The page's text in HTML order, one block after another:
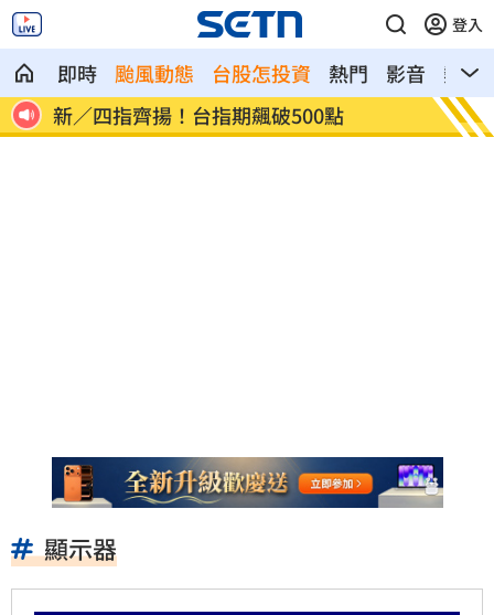
登入
即時 颱風動態 台股怎投資 熱門 影音
熱搜
慈濟遭詐10.6億元！全款拿回解方曝
稱龍
顯示器